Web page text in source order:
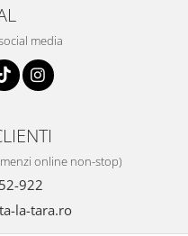
media
online non-stop)
922
la-tara.ro